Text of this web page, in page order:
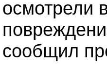
осмотрели
сообщил